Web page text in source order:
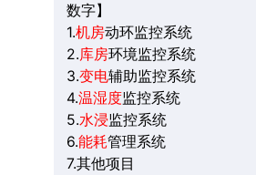
数字】
1.机房动环监控系统
2.库房环境监控系统
3.变电辅助监控系统
4.温湿度监控系统
5.水浸监控系统
6.能耗管理系统
7.其他项目